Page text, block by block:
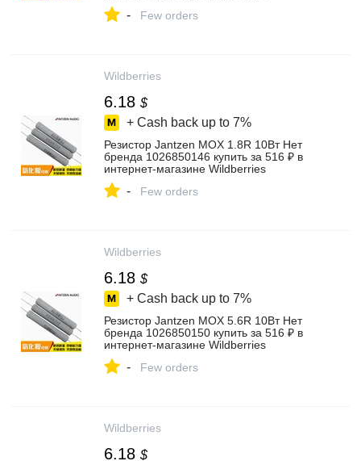
- Few orders
Wildberries
6.18 $
+ Cash back up to 7%
Резистор Jantzen MOX 1.8R 10Вт Нет
бренда 1026850146 купить за 516 ₽ в
интернет‑магазине Wildberries
- Few orders
Wildberries
6.18 $
+ Cash back up to 7%
Резистор Jantzen MOX 5.6R 10Вт Нет
бренда 1026850150 купить за 516 ₽ в
интернет‑магазине Wildberries
- Few orders
Wildberries
6.18 $